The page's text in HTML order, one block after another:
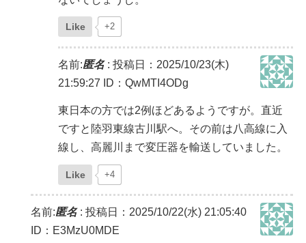
Like +2
名前:匿名: 投稿日：2025/10/23(木)
21:59:27
ID：QwMTI4ODg
東日本の方では2例ほどあるようですが。直近
ですと陸羽東線古川駅へ。その前は八高線に入
線し、高麗川まで変圧器を輸送していました。
Like +4
名前:匿名: 投稿日：2025/10/22(水) 21:05:40
ID：E3MzU0MDE